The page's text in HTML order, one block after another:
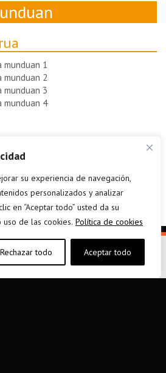
su experiencia de navegación,
personalizados y analizar
en “Aceptar todo” usted da su
de las cookies. Política de cookies
Rechazar todo Aceptar todo
munduan 1
munduan 2
munduan 3
munduan 4